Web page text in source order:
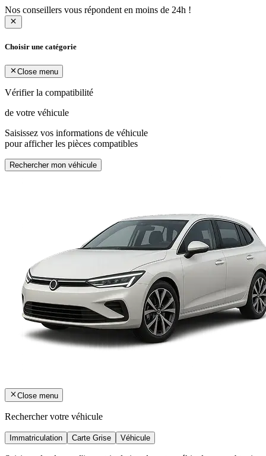
Nos conseillers vous répondent en moins de 24h !
Choisir une catégorie
Close menu
Vérifier la compatibilité
de votre véhicule
Saisissez vos informations de véhicule
pour afficher les pièces compatibles
Rechercher mon véhicule
Close menu
Rechercher votre véhicule
Immatriculation Carte Grise Véhicule